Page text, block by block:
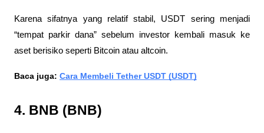
Karena sifatnya yang relatif stabil, USDT sering menjadi
“tempat parkir dana” sebelum investor kembali masuk ke
aset berisiko seperti Bitcoin atau altcoin.
Baca juga: Cara Membeli Tether USDT (USDT)
4. BNB (BNB)